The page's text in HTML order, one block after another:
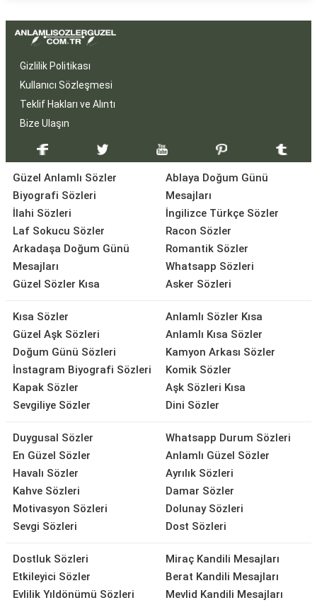
Gizlilik Politikası
Kullanıcı Sözleşmesi
Teklif Hakları ve Alıntı
Bize Ulaşın
Güzel Anlamlı Sözler
Biyografi Sözleri
İlahi Sözleri
Laf Sokucu Sözler
Arkadaşa Doğum Günü
Mesajları
Güzel Sözler Kısa
Ablaya Doğum Günü
Mesajları
İngilizce Türkçe Sözler
Racon Sözler
Romantik Sözler
Whatsapp Sözleri
Asker Sözleri
Kısa Sözler
Güzel Aşk Sözleri
Doğum Günü Sözleri
İnstagram Biyografi Sözleri
Kapak Sözler
Sevgiliye Sözler
Anlamlı Sözler Kısa
Anlamlı Kısa Sözler
Kamyon Arkası Sözler
Komik Sözler
Aşk Sözleri Kısa
Dini Sözler
Duygusal Sözler
En Güzel Sözler
Havalı Sözler
Kahve Sözleri
Motivasyon Sözleri
Sevgi Sözleri
Whatsapp Durum Sözleri
Anlamlı Güzel Sözler
Ayrılık Sözleri
Damar Sözler
Dolunay Sözleri
Dost Sözleri
Dostluk Sözleri
Etkileyici Sözler
Evlilik Yıldönümü Sözleri
Miraç Kandili Mesajları
Berat Kandili Mesajları
Mevlid Kandili Mesajları